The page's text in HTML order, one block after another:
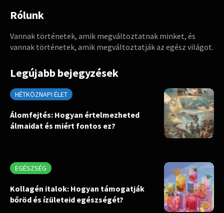
Rólunk
Vannak történetek, amik megváltoztatnak minket, és
vannak történetek, amik megváltoztatják az egész világot.
Legújabb bejegyzések
HÉTKÖZNAPI ÉLET
Álomfejtés: Hogyan értelmezheted
álmaidat és miért fontos ez?
EGÉSZSÉG
Kollagén italok: Hogyan támogatják
bőröd és ízületeid egészségét?